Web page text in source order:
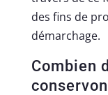
des fins de
démarchage.
Combien